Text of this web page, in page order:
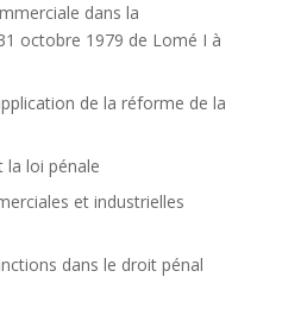
dans la
octobre 1979 de Lomé I à
de la réforme de la
la loi pénale
et industrielles
dans le droit pénal